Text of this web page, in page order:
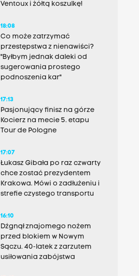
Ventoux i żółtą koszulkę!
18:08
Co może zatrzymać
przestępstwa z nienawiści?
"Byłbym jednak daleki od
sugerowania prostego
podnoszenia kar"
17:13
Pasjonujący finisz na górze
Kocierz na mecie 5. etapu
Tour de Pologne
17:07
Łukasz Gibała po raz czwarty
chce zostać prezydentem
Krakowa. Mówi o zadłużeniu i
strefie czystego transportu
16:10
Dźgnął znajomego nożem
przed blokiem w Nowym
Sączu. 40-latek z zarzutem
usiłowania zabójstwa